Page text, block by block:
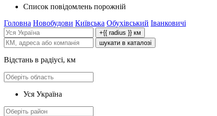
Список повідомлень порожній
Головна Новобудови Київська Обухівський Іванковичі
+{{ radius }} км
шукати в каталозі
Відстань в радіусі, км
Уся Україна